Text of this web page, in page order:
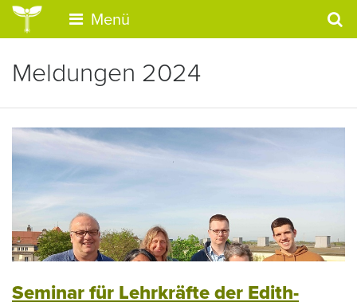
Menü
Meldungen 2024
Seminar für Lehrkräfte der Edith-